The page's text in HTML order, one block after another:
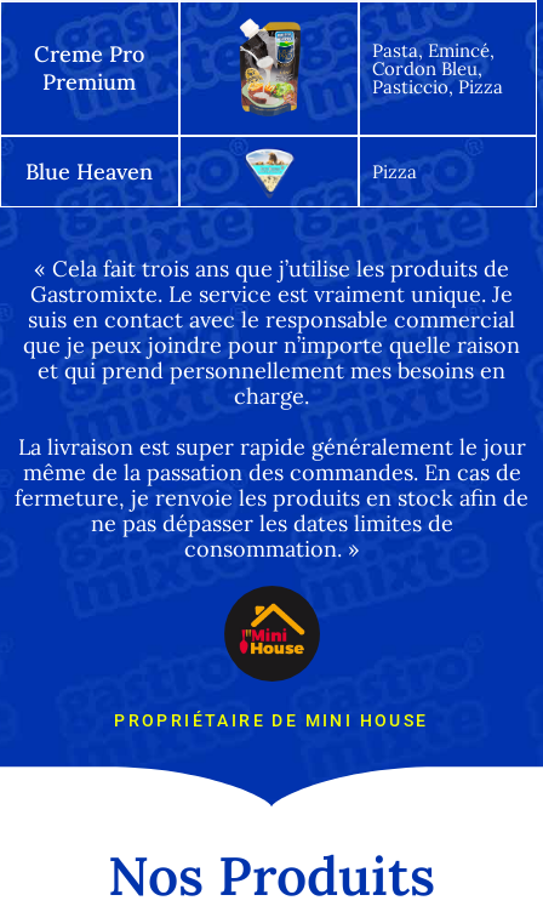
Creme Pro
Premium
Pasta, Emincé,
Cordon Bleu,
Pasticcio, Pizza
Blue Heaven Pizza
« Cela fait trois ans que j’utilise les produits de
Gastromixte. Le service est vraiment unique. Je
suis en contact avec le responsable commercial
que je peux joindre pour n’importe quelle raison
et qui prend personnellement mes besoins en
charge.
La livraison est super rapide généralement le jour
même de la passation des commandes. En cas de
fermeture, je renvoie les produits en stock afin de
ne pas dépasser les dates limites de
consommation. »
PROPRIÉTAIRE DE MINI HOUSE
Nos Produits